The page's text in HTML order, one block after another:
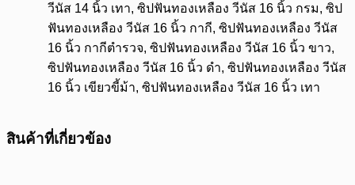
วีนัส 14 นิ้ว เทา, ซิปฟันทองเหลือง วีนัส 16 นิ้ว กรม, ซิป
ฟันทองเหลือง วีนัส 16 นิ้ว กากี, ซิปฟันทองเหลือง วีนัส
16 นิ้ว กากีตำรวจ, ซิปฟันทองเหลือง วีนัส 16 นิ้ว ขาว,
ซิปฟันทองเหลือง วีนัส 16 นิ้ว ดำ, ซิปฟันทองเหลือง วีนัส
16 นิ้ว เขียวขี้ม้า, ซิปฟันทองเหลือง วีนัส 16 นิ้ว เทา
สินค้าที่เกี่ยวข้อง